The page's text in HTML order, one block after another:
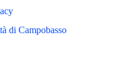
di Campobasso